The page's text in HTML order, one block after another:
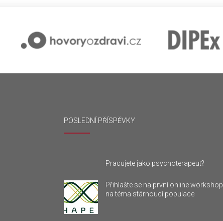
POSLEDNÍ PŘÍSPĚVKY
Pracujete jako psychoterapeut?
Přihlašte se na první online workshop
na téma stárnoucí populace